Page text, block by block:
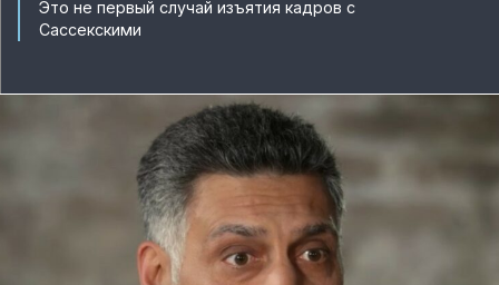
Это не первый случай изъятия кадров с
Сассекскими